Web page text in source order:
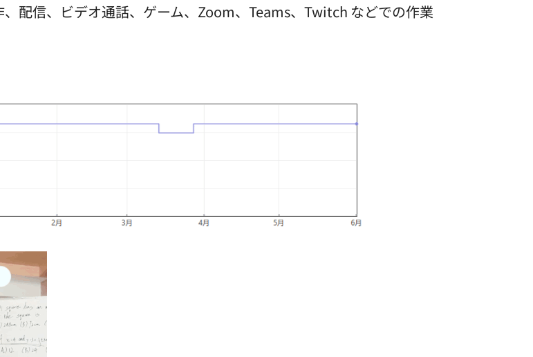
配信、ビデオ通話、ゲーム、Zoom、Teams、Twitch などでの作業